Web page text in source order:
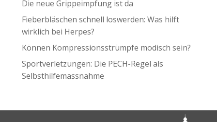
Die neue Grippeimpfung ist da
Fieberbläschen schnell loswerden: Was hilft
wirklich bei Herpes?
Können Kompressionsstrümpfe modisch sein?
Sportverletzungen: Die PECH-Regel als
Selbsthilfemassnahme